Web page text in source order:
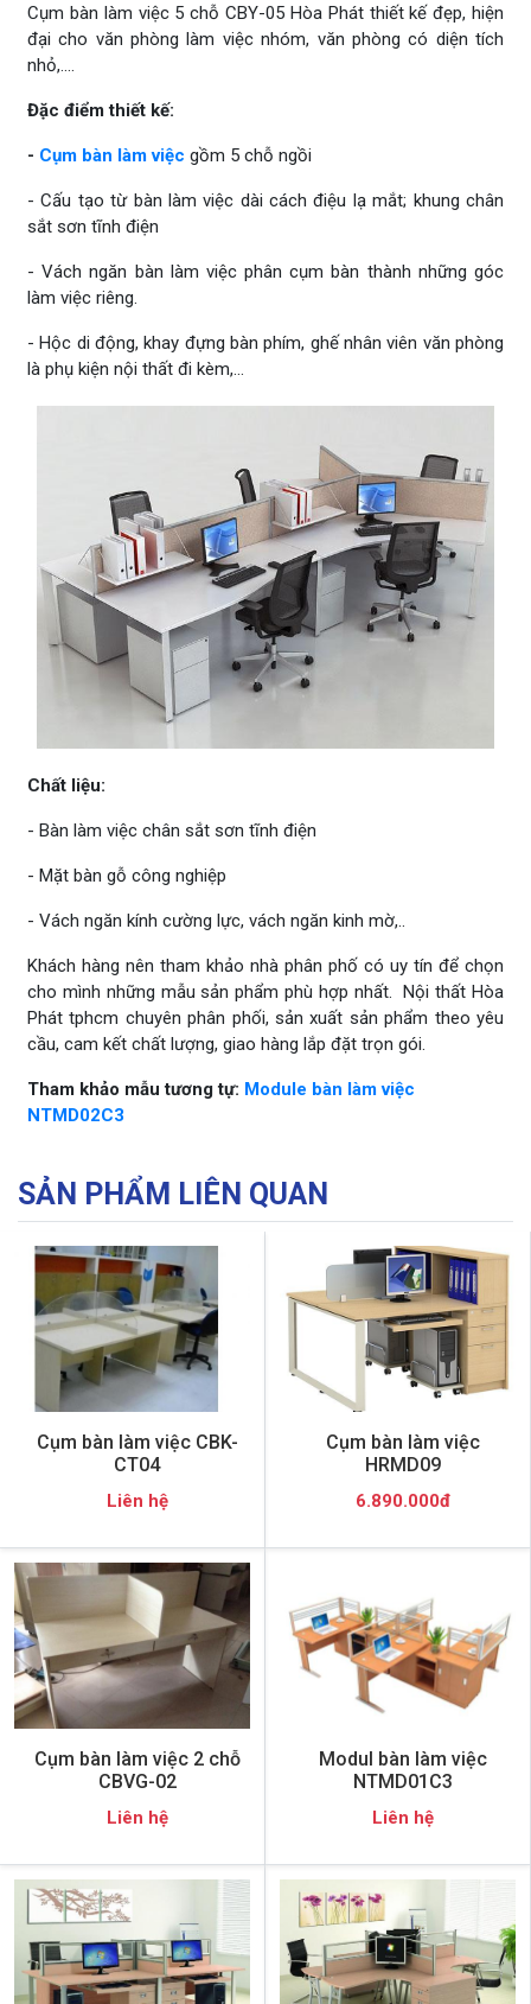
Cụm bàn làm việc 5 chỗ CBY-05 Hòa Phát thiết kế đẹp, hiện
đại cho văn phòng làm việc nhóm, văn phòng có diện tích
nhỏ,....
Đặc điểm thiết kế:
- Cụm bàn làm việc gồm 5 chỗ ngồi
- Cấu tạo từ bàn làm việc dài cách điệu lạ mắt; khung chân
sắt sơn tĩnh điện
- Vách ngăn bàn làm việc phân cụm bàn thành những góc
làm việc riêng.
- Hộc di động, khay đựng bàn phím, ghế nhân viên văn phòng
là phụ kiện nội thất đi kèm,...
Chất liệu:
- Bàn làm việc chân sắt sơn tĩnh điện
- Mặt bàn gỗ công nghiệp
- Vách ngăn kính cường lực, vách ngăn kinh mờ,..
Khách hàng nên tham khảo nhà phân phố có uy tín để chọn
cho mình những mẫu sản phẩm phù hợp nhất. Nội thất Hòa
Phát tphcm chuyên phân phối, sản xuất sản phẩm theo yêu
cầu, cam kết chất lượng, giao hàng lắp đặt trọn gói.
Tham khảo mẫu tương tự: Module bàn làm việc
NTMD02C3
SẢN PHẨM LIÊN QUAN
Cụm bàn làm việc CBK-
CT04
Liên hệ
Cụm bàn làm việc
HRMD09
6.890.000đ
Cụm bàn làm việc 2 chỗ
CBVG-02
Liên hệ
Modul bàn làm việc
NTMD01C3
Liên hệ